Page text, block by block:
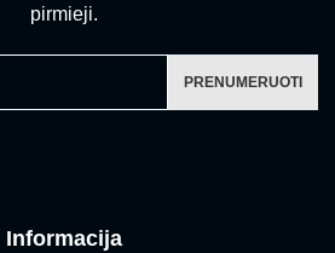
Informacija
pirmieji.
PRENUMERUOTI